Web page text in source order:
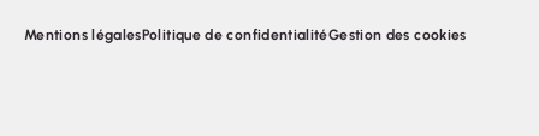
Mentions légalesPolitique de confidentialitéGestion des cookies